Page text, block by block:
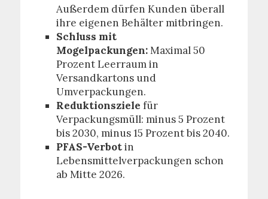
Außerdem dürfen Kunden überall
ihre eigenen Behälter mitbringen.
Schluss mit
Mogelpackungen:Maximal 50
Prozent Leerraum in
Versandkartons und
Umverpackungen.
Reduktionsziele für
Verpackungsmüll: minus 5 Prozent
bis 2030, minus 15 Prozent bis 2040.
PFAS-Verbotin
Lebensmittelverpackungen schon
ab Mitte 2026.